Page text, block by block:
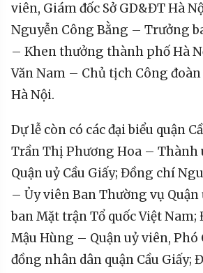
viên, Giám đốc Sở GD&ĐT Hà
Nguyễn Công Bằng – Trưởng
– Khen thưởng thành phố Hà
Văn Nam – Chủ tịch Công
Hà Nội.
Dự lễ còn có các đại biểu quận
Trần Thị Phương Hoa – Thành
Quận uỷ Cầu Giấy; Đồng chí
– Ủy viên Ban Thường vụ Quận
ban Mặt trận Tổ quốc Việt
Mậu Hùng – Quận uỷ viên,
đồng nhân dân quận Cầu Giấy;